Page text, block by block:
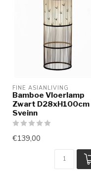
FINE ASIANLIVING
Bamboe Vloerlamp
Zwart D28xH100cm
Sveinn
€139,00